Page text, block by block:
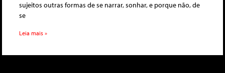
sujeitos outras formas de se narrar, sonhar, e porque não, de
se
Leia mais »